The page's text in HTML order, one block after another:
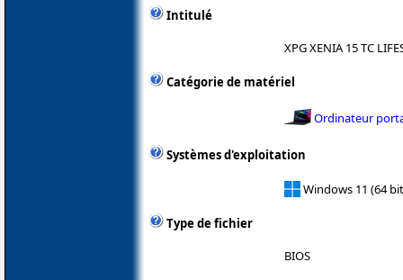
Intitulé
XPG XENIA 15 TC
Catégorie de matériel
Ordinateur
Systèmes d'exploitation
Windows 11 (64
Type de fichier
BIOS